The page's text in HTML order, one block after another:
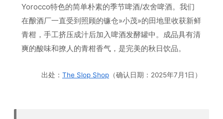
Yorocco特色的简单朴素的季节啤酒/农舍啤酒。我们
在酿酒厂一直受到照顾的镰仓»小茂»的田地里收获新鲜
青柑，手工挤压成汁后加入啤酒发酵罐中。成品具有清
爽的酸味和撩人的青柑香气，是完美的秋日饮品。
出处： The Slop Shop （确认日期：2025年7月1日）